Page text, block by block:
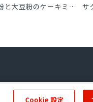
と大豆粉のケーキミッ
サ
アポリシー 免責事項
Cookie 設定